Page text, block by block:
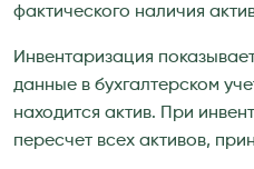
фактического наличия
Инвентаризация
данные в бухгалтерском
находится актив. При
пересчет всех активов,